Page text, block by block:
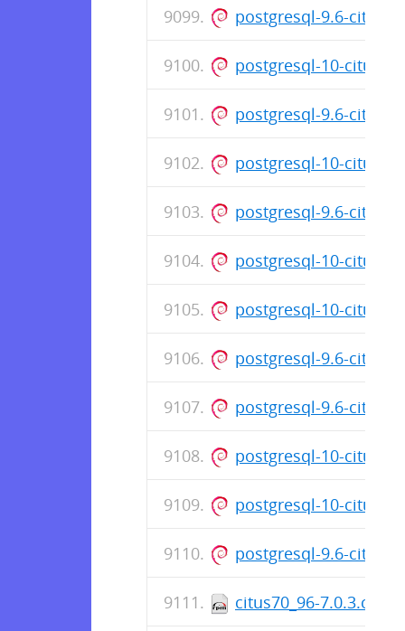
postgresql-9.6-citus-
postgresql-10-citus-
postgresql-9.6-citus-
postgresql-10-citus-
postgresql-9.6-citus-
postgresql-10-citus-
postgresql-10-citus-
postgresql-9.6-citus-
postgresql-9.6-citus-
postgresql-10-citus-
postgresql-10-citus-
postgresql-9.6-citus-
citus70_96-